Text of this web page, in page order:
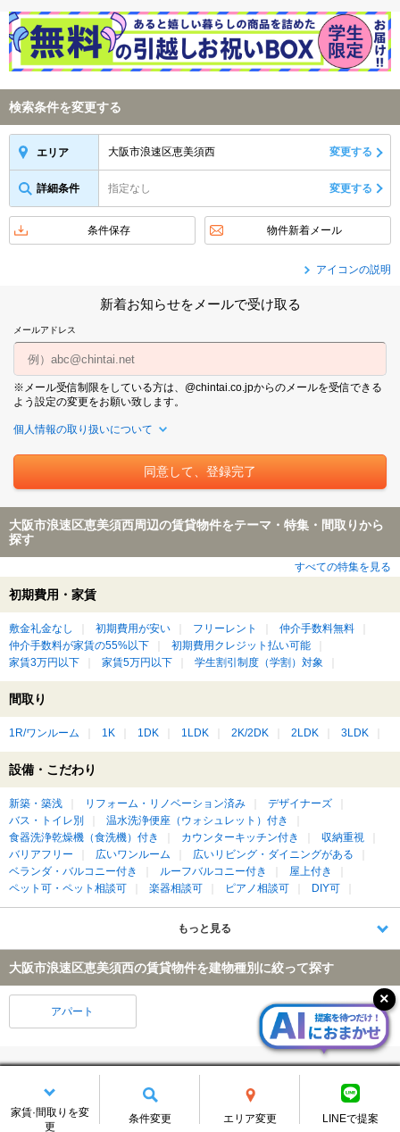
家賃·間取りを変
更
条件変更 エリア変更 LINEで提案
検索条件を変更する
エリア 大阪市浪速区恵美須西 変更する
詳細条件 指定なし 変更する
条件保存 物件新着メール
アイコンの説明
新着お知らせをメールで受け取る
メールアドレス
※メール受信制限をしている方は、@chintai.co.jpからのメールを受信できる
よう設定の変更をお願い致します。
個人情報の取り扱いについて
大阪市浪速区恵美須西周辺の賃貸物件をテーマ・特集・間取りから
探す
すべての特集を見る
初期費用・家賃
敷金礼金なし 初期費用が安い フリーレント
仲介手数料無料
仲介手数料が家賃の55%以下
初期費用クレジット払い可能
家賃3万円以下
家賃5万円以下 学生割引制度（学割）対象
間取り
1R/ワンルーム 1K 1DK 1LDK 2K/2DK 2LDK 3LDK
設備・こだわり
新築・築浅 リフォーム・リノベーション済み
デザイナーズ
バス・トイレ別
温水洗浄便座（ウォシュレット）付き
食器洗浄乾燥機（食洗機）付き
カウンターキッチン付き
収納重視
バリアフリー
広いワンルーム
広いリビング・ダイニングがある
ベランダ・バルコニー付き
ルーフバルコニー付き
屋上付き
ペット可・ペット相談可
楽器相談可 ピアノ相談可 DIY可
もっと見る
大阪市浪速区恵美須西の賃貸物件を建物種別に絞って探す
アパート
大阪市浪速区 (4366件)